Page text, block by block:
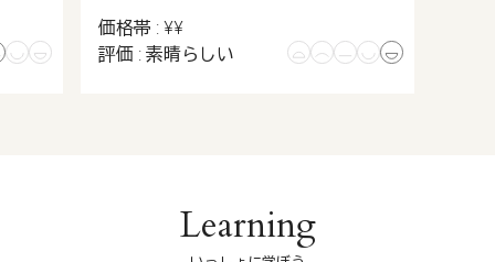
価格帯 : ¥¥
評価 : 素晴らしい
Learning